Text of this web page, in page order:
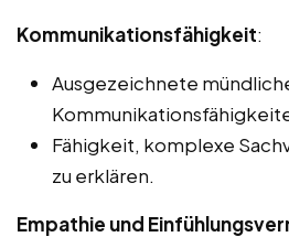
Kommunikationsfähigkeit:
Ausgezeichnete
Fähigkeit, komplexe
zu erklären.
Empathie und